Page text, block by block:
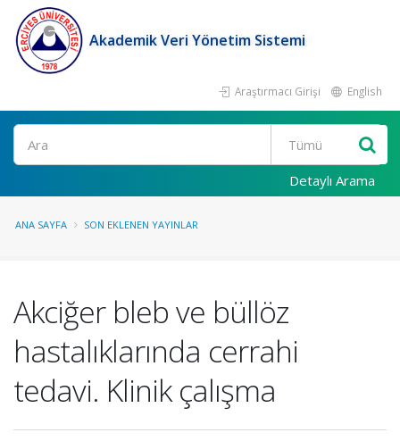
Akademik Veri Yönetim Sistemi
Araştırmacı Girişi English
Ara
Detaylı Arama
ANA SAYFA SON EKLENEN YAYINLAR
Akciğer bleb ve büllöz
hastalıklarında cerrahi
tedavi. Klinik çalışma